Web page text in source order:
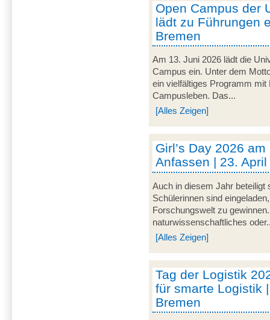
Open Campus der
lädt zu Führungen
Bremen
Am 13. Juni 2026 lädt die
Campus ein. Unter dem
ein vielfältiges Programm
Campusleben. Das...
[Alles Zeigen]
Girl’s Day 2026
Anfassen | 23.
Auch in diesem Jahr beteiligt
Schülerinnen sind
Forschungswelt zu
naturwissenschaftliches
[Alles Zeigen]
Tag der Logistik
für smarte Logistik
Bremen